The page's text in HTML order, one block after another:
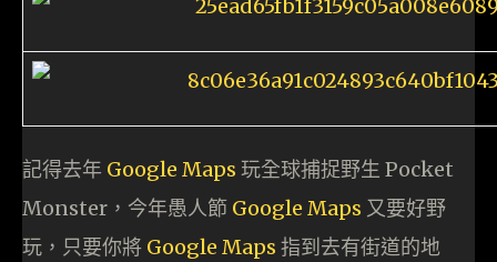
記得去年 Google Maps 玩全球捕捉野生 Pocket
Monster，今年愚人節 Google Maps 又要好野
玩，只要你將 Google Maps 指到去有街道的地